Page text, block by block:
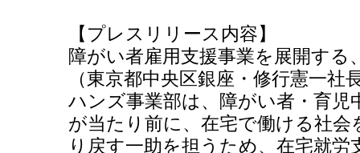
【プレスリリース内容】
障がい者雇用支援事業を展開す
（東京都中央区銀座・修行憲一
ハンズ事業部は、障がい者・育児
が当たり前に、在宅で働ける社
り戻す一助を担うため、在宅就